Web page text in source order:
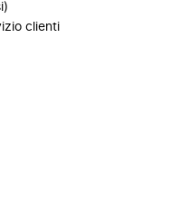
clienti